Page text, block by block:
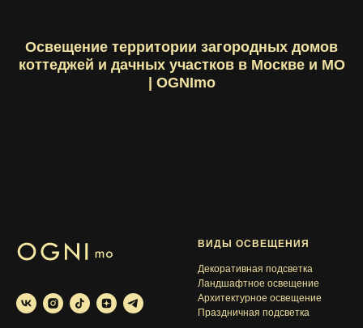
Освещение территории загородных домов
коттеджей и дачных участков в Москве и МО
| OGNImo
ВИДЫ ОСВЕЩЕНИЯ
Декоративная подсветка
Ландшафтное освещение
Архитектурное освещение
Праздничная подсветка